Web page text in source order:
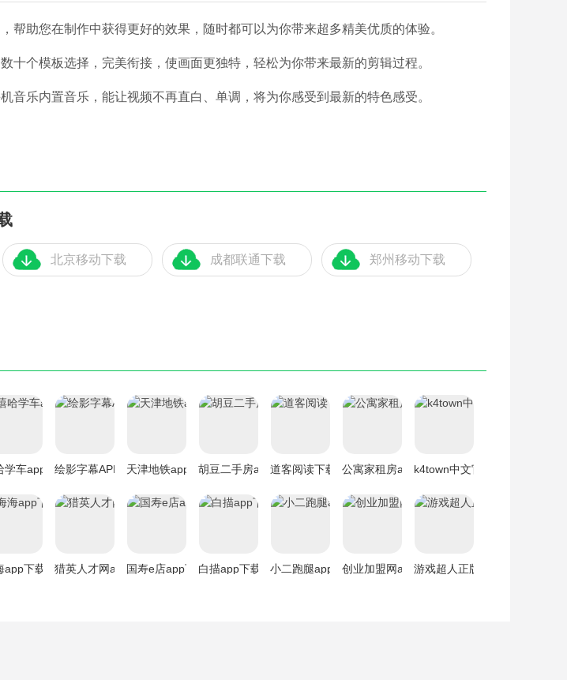
帮助您在制作中获得更好的效果，随时都可以为你带来超多精美优质的体验。
十个模板选择，完美衔接，使画面更独特，轻松为你带来最新的剪辑过程。
音乐内置音乐，能让视频不再直白、单调，将为你感受到最新的特色感受。
北京移动下载 成都联通下载 郑州移动下载
学车app下载绘影字幕APP下载天津地铁app下载胡豆二手房app下载道客阅读下载 公寓家租房app下载k4town中文官网下载
app下载 猎英人才网app下载国寿e店app下载白描app下载 小二跑腿app下载创业加盟网app下载游戏超人正版app下载